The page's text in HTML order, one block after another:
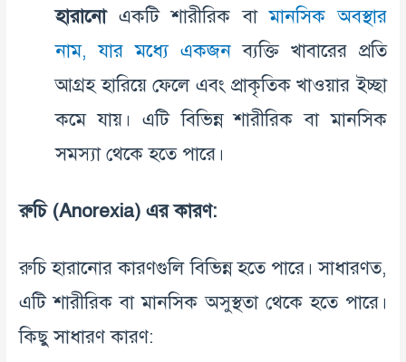
হারানোএকটি শারীরিক বামানসিক অবস্থার
নাম, যার মধ্যে একজন ব্যক্তি খাবারের প্রতি
আগ্রহ হারিয়ে ফেলে এবং প্রাকৃতিক খাওয়ার ইচ্ছা
কমে যায়। এটি বিভিন্ন শারীরিক বা মানসিক
সমস্যা থেকে হতে পারে।
রুচি(Anorexia)এর কারণ:
রুচি হারানোর কারণগুলি বিভিন্ন হতে পারে। সাধারণত,
এটি শারীরিক বা মানসিক অসুস্থতা থেকে হতে পারে।
কিছু সাধারণ কারণ: